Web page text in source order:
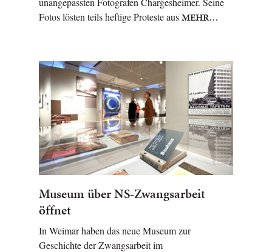
Fotos lösten teils heftige Proteste ausMEHR…
Museum über NS-Zwangsarbeit
öffnet
In Weimar haben das neue Museum zur
Geschichte der Zwangsarbeit im